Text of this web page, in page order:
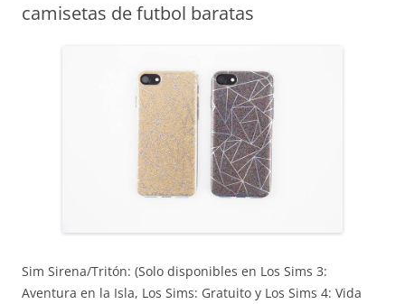
camisetas de futbol baratas
Sim Sirena/Tritón: (Solo disponibles en Los Sims 3:
Aventura en la Isla, Los Sims: Gratuito y Los Sims 4: Vida